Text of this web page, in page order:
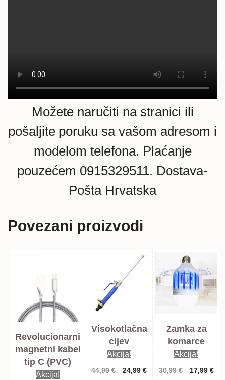
Možete naručiti na stranici ili
pošaljite poruku sa vašom adresom i
modelom telefona. Plaćanje
pouzećem 0915329511. Dostava-
Pošta Hrvatska
Povezani proizvodi
Revolucionarni
magnetni kabel
tip C (PVC)
Akcija!
Visokotlačna
cijev
Akcija!
44,99€
Izvorna
24,99 €Trenutna
Zamka za
komarce
Akcija!
30,99€
Izvorna
17,99 €